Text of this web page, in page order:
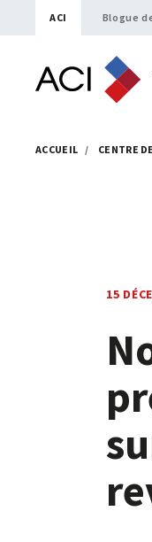
Skip to content
ACI Blogue
ACCUEIL / CENTRE
15